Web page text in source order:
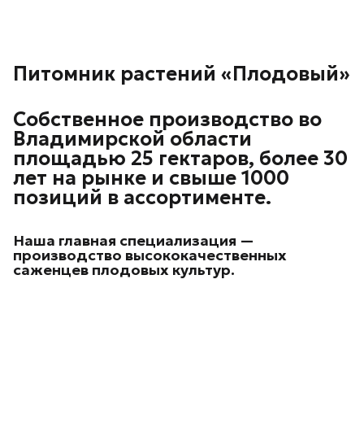
Питомник растений «Плодовый»
Собственное производство во
Владимирской области
площадью 25 гектаров, более 30
лет на рынке и свыше 1000
позиций в ассортименте.
Наша главная специализация —
производство высококачественных
саженцев плодовых культур.